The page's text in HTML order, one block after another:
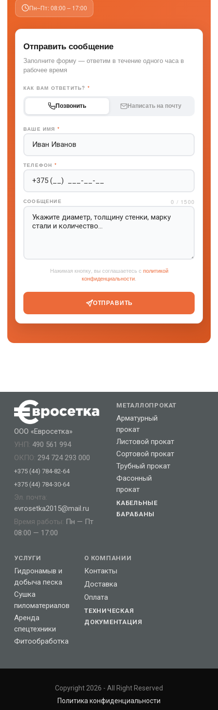
Пн–Пт: 08:00 – 17:00
Отправить сообщение
Заполните форму — ответим в течение одного часа в
рабочее время
КАК ВАМ ОТВЕТИТЬ? *
Позвонить Написать на почту
ВАШЕ ИМЯ *
ТЕЛЕФОН *
СООБЩЕНИЕ 0 / 1500
Нажимая кнопку, вы соглашаетесь с политикой
конфиденциальности
ОТПРАВИТЬ
ООО «Евросетка»
УНП: 490 561 994
ОКПО: 294 724 293 000
+375 (44) 784-82-64
+375 (44) 784-30-64
Эл. почта:
evrosetka2015@mail.ru
Время работы: Пн — Пт
08:00 — 17:00
МЕТАЛЛОПРОКАТ
Арматурный
прокат
Листовой прокат
Сортовой прокат
Трубный прокат
Фасонный
прокат
КАБЕЛЬНЫЕ
БАРАБАНЫ
УСЛУГИ
Гидронамыв и
добыча песка
Сушка
пиломатериалов
Аренда
спецтехники
Фитообработка
О КОМПАНИИ
Контакты
Доставка
Оплата
ТЕХНИЧЕСКАЯ
ДОКУМЕНТАЦИЯ
Copyright 2026 - All Right Reserved
Политика конфиденциальности